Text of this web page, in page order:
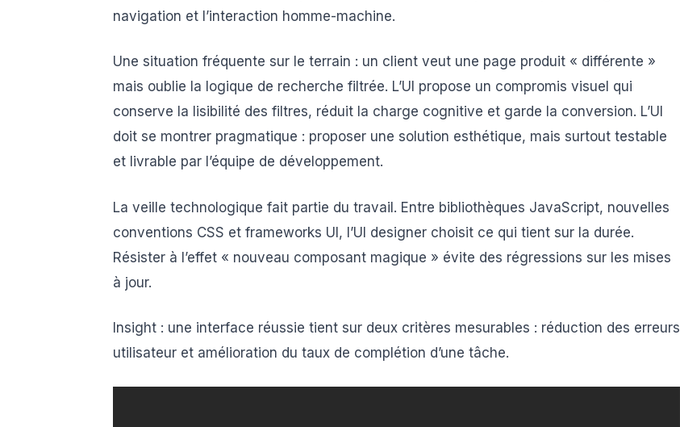
navigation et l’interaction homme-machine.
Une situation fréquente sur le terrain : un client veut une page produit « différente »
mais oublie la logique de recherche filtrée. L’UI propose un compromis visuel qui
conserve la lisibilité des filtres, réduit la charge cognitive et garde la conversion. L’UI
doit se montrer pragmatique : proposer une solution esthétique, mais surtout testable
et livrable par l’équipe de développement.
La veille technologique fait partie du travail. Entre bibliothèques JavaScript, nouvelles
conventions CSS et frameworks UI, l’UI designer choisit ce qui tient sur la durée.
Résister à l’effet « nouveau composant magique » évite des régressions sur les mises
à jour.
Insight : une interface réussie tient sur deux critères mesurables : réduction des erreurs
utilisateur et amélioration du taux de complétion d’une tâche.